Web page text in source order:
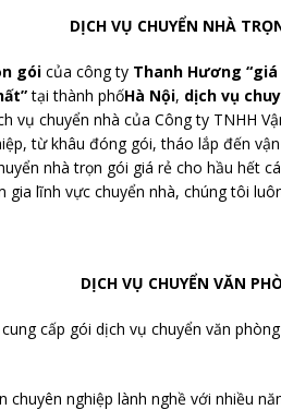
DỊCH VỤ CHUYỂN NHÀ
gói của công ty Thanh Hương
tại thành phốHà Nội, dịch vụ
vụ chuyển nhà của Công ty TNHH
từ khâu đóng gói, tháo lắp đến
nhà trọn gói giá rẻ cho hầu hết
gia lĩnh vực chuyển nhà, chúng tôi
DỊCH VỤ CHUYỂN VĂN
cấp gói dịch vụ chuyển văn
chuyên nghiệp lành nghề với nhiều